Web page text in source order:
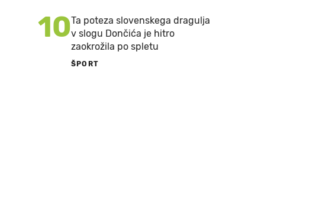
10Ta poteza slovenskega dragulja
v slogu Dončića je hitro
zaokrožila po spletu
ŠPORT